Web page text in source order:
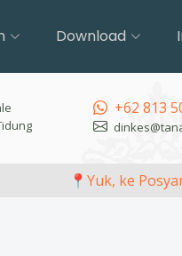
Download
+62 813
📍Yuk, ke